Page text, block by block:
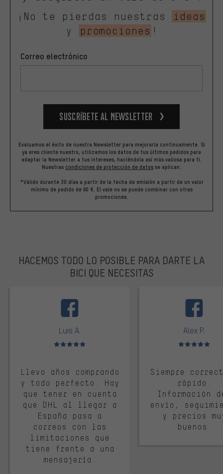
¡No te pierdas nuestras
ideas
y
promociones !
Correo electrónico
Suscríbete al newsletter
Evaluamos el éxito de nuestra Newsletter para mejorarla continuamente. Si
ya eres cliente nuestro, utilizamos los datos de tus últimos pedidos para
adaptar la Newsletter a tus intereses, haciéndola así más valiosa para ti.
Nuestras condiciones de protección de datos se aplican.
*Válido durante 30 días a partir de la fecha de emisión a partir de un valor
mínimo de pedido de 60 €. El vale no se puede combinar con otras
promociones.
HACEMOS TODO LO POSIBLE PARA DARTE LA
BICI QUE NECESITAS
Luis A.
Valoración media: 5 de 5
Llevo años comprando
y todo perfecto. Hay
que tener en cuenta
que DHL al llegar a
España pasa a
correos con las
limitaciones que
tiene frente a una
mensajería.
Alex P.
Valoración
Siempre
rápido.
Información
envío,
y precios
buenos.